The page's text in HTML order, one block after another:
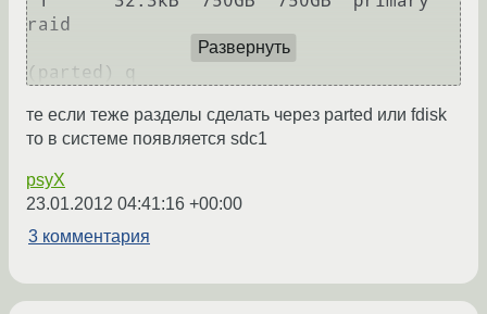
raid
Развернуть
те если теже разделы сделать через parted или fdisk
то в системе появляется sdc1
psyX
23.01.2012 04:41:16 +00:00
3 комментария